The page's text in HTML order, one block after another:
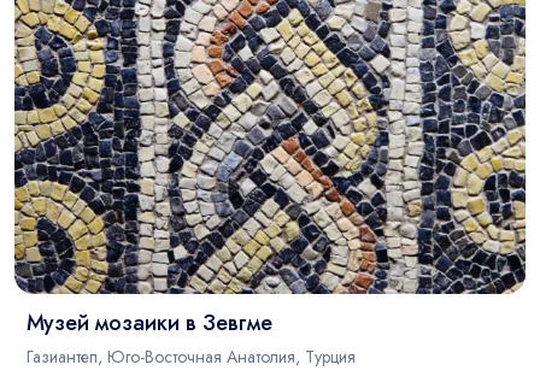
Музей мозаики в Зевгме
Газиантеп, Юго-Восточная Анатолия, Турция